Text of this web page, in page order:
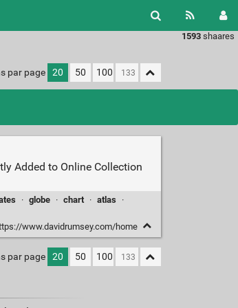
1593 shaares
par page 20 50 100
Added to Online Collection
· globe · chart · atlas
·
www.davidrumsey.com/home
par page 20 50 100